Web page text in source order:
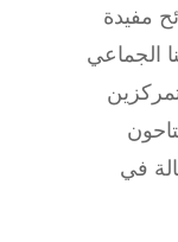
مفيدة
الجماعي
في